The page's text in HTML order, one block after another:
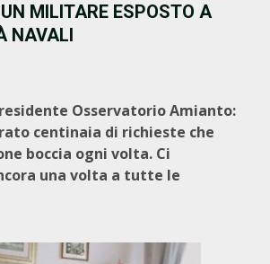
MILITARE ESPOSTO A
NAVALI
Osservatorio Amianto:
centinaia di richieste che
boccia ogni volta. Ci
una volta a tutte le